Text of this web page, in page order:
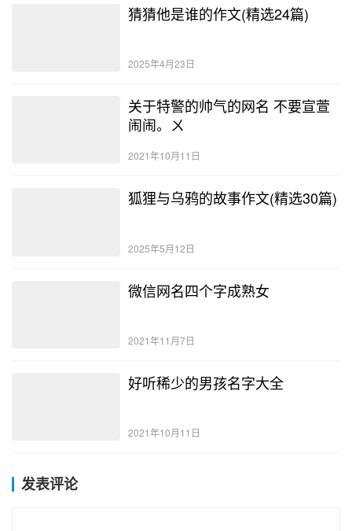
猜猜他是谁的作文(精选24篇)
2025年4月23日
关于特警的帅气的网名 不要宣萱
闹闹。ㄨ
2021年10月11日
狐狸与乌鸦的故事作文(精选30篇)
2025年5月12日
微信网名四个字成熟女
2021年11月7日
好听稀少的男孩名字大全
2021年10月11日
发表评论